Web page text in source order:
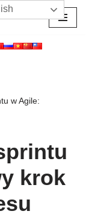
w Agile:
krok